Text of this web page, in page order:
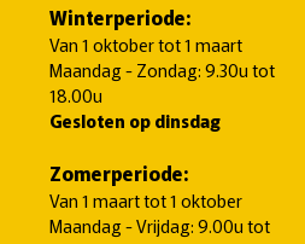
Winterperiode:
Van 1 oktober tot 1 maart
Maandag - Zondag: 9.30u tot
18.00u
Gesloten op dinsdag
Zomerperiode:
Van 1 maart tot 1 oktober
Maandag - Vrijdag: 9.00u tot